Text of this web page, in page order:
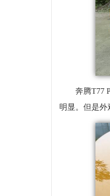
奔腾T77
明显。但是外